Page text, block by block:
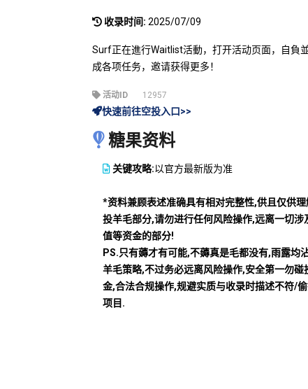
收录时间: 2025/07/09
Surf正在進行Waitlist活動，打开活动页面，自負
成各项任务，邀请获得更多！
活动ID 12957
快速前往空投入口>>
糖果资料
关键攻略:以官方最新版为准
*资料兼顾表述准确具有相对完整性,供且仅供
投羊毛部分,请勿进行任何风险操作,远离一切涉
值等资金的部分!
PS.只有薅才有可能,不薅真是毛都没有,雨露均
羊毛策略,不过务必远离风险操作,安全第一勿碰
金,合法合规操作,规避实质与收录时描述不符/
项目.